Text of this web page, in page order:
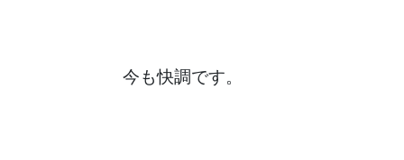
今も快調です。